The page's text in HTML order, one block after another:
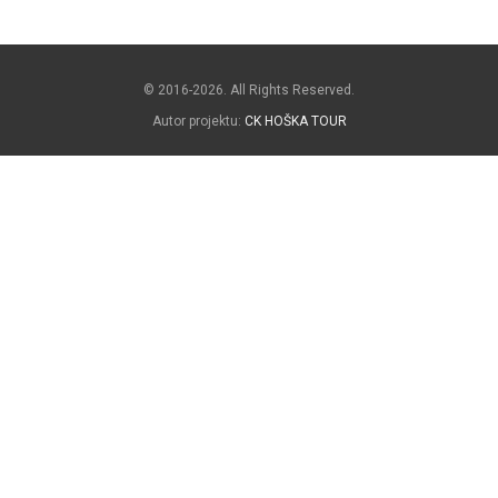
© 2016-2026. All Rights Reserved.
Autor projektu: CK HOŠKA TOUR